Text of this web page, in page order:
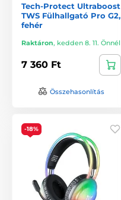
Tech-Protect Ultraboost
TWS Fülhallgató Pro G2,
fehér
Raktáron, kedden 8. 11. Önnél
7 360 Ft
Összehasonlítás
-18%